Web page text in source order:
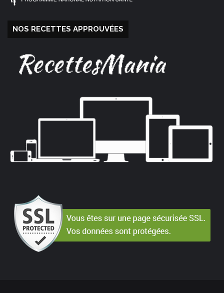
NOS RECETTES APPROUVÉES